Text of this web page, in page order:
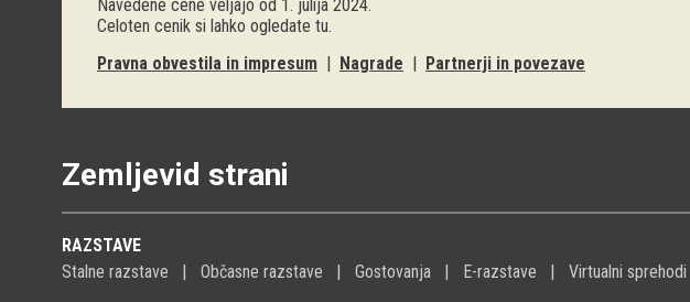
Navedene cene veljajo od 1. julija 2024.
Celoten cenik si lahko ogledate tu.
Pravna obvestila in impresum | Nagrade | Partnerji in povezave
Zemljevid strani
RAZSTAVE
Stalne razstave
Občasne razstave Gostovanja E-razstave Virtualni sprehodi